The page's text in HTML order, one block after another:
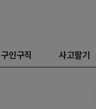
구인구직 사고팔기